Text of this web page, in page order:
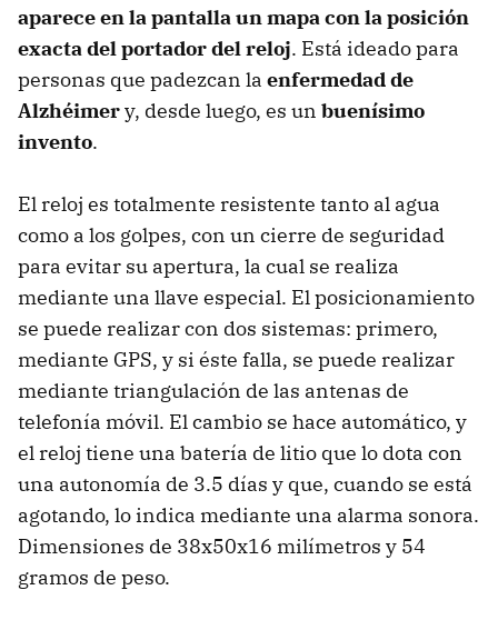
aparece en la pantalla un mapa con la posición
exacta del portador del reloj. Está ideado para
personas que padezcan la enfermedad de
Alzhéimery, desde luego, es un buenísimo
invento.
El reloj es totalmente resistente tanto al agua
como a los golpes, con un cierre de seguridad
para evitar su apertura, la cual se realiza
mediante una llave especial. El posicionamiento
se puede realizar con dos sistemas: primero,
mediante GPS, y si éste falla, se puede realizar
mediante triangulación de las antenas de
telefonía móvil. El cambio se hace automático, y
el reloj tiene una batería de litio que lo dota con
una autonomía de 3.5 días y que, cuando se está
agotando, lo indica mediante una alarma sonora.
Dimensiones de 38x50x16 milímetros y 54
gramos de peso.